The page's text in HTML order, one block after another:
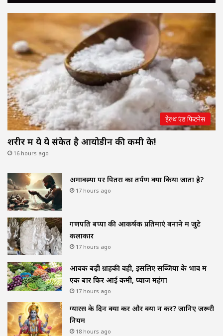
हेल्थ एंड फिटनेस
शरीर में ये ये संकेत है आयोडीन की कमी के!
16 hours ago
अमावस्या पर पितरों का तर्पण क्यों किया जाता है?
17 hours ago
गणपति बप्पा की आकर्षक प्रतिमाएं बनाने में जुटे
कलाकार
17 hours ago
आवक बढ़ी ग्राहकी वही, इसलिए सब्जियों के भाव में
एक बार फिर आई कमी, प्याज महंगा
17 hours ago
ग्यारस के दिन क्या करें और क्या न करें? जानिए जरूरी
नियम
18 hours ago